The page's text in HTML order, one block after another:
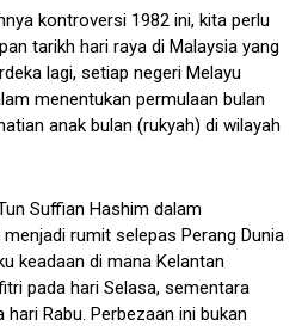
kontroversi 1982 ini, kita perlu
tarikh hari raya di Malaysia yang
lagi, setiap negeri Melayu
menentukan permulaan bulan
anak bulan (rukyah) di wilayah
Suffian Hashim dalam
rumit selepas Perang Dunia
keadaan di mana Kelantan
pada hari Selasa, sementara
Rabu. Perbezaan ini bukan